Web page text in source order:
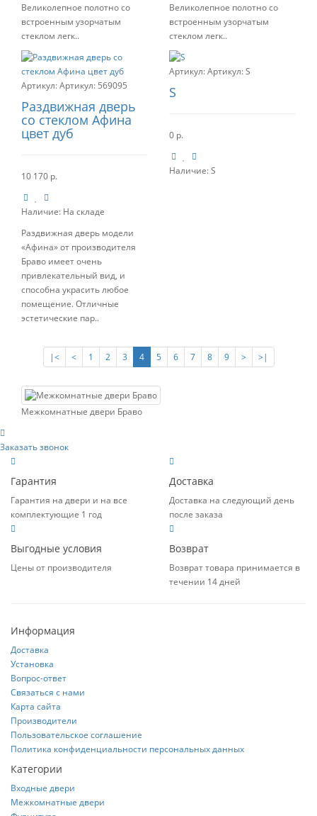
Великолепное полотно со
встроенным узорчатым
стеклом легк..
Великолепное полотно со
встроенным узорчатым
стеклом легк..
Артикул: 569095
Раздвижная дверь
со стеклом Афина
цвет дуб
10 170 р.
Наличие: На складе
Раздвижная дверь модели
«Афина» от производителя
Браво имеет очень
привлекательный вид, и
способна украсить любое
помещение. Отличные
эстетические пар..
Артикул:S
S
0 р.
Наличие:S
|< < 1 2 3 4 5 6 7 8 9 > >|
Межкомнатные двери Браво
Заказать звонок
Гарантия
Гарантия на двери и на все
комплектующие 1 год
Доставка
Доставка на следующий день
после заказа
Выгодные условия
Цены от производителя
Возврат
Возврат товара принимается в
течении 14 дней
Информация
Доставка
Установка
Вопрос-ответ
Связаться с нами
Карта сайта
Производители
Пользовательское соглашение
Политика конфиденциальности персональных данных
Категории
Входные двери
Межкомнатные двери